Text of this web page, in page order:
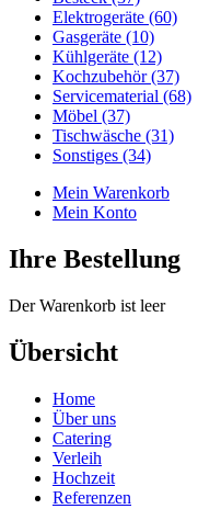
Elektrogeräte (60)
Gasgeräte (10)
Kühlgeräte (12)
Kochzubehör (37)
Servicematerial (68)
Möbel (37)
Tischwäsche (31)
Sonstiges (34)
Mein Warenkorb
Mein Konto
Ihre Bestellung
Der Warenkorb ist leer
Übersicht
Home
Über uns
Catering
Verleih
Hochzeit
Referenzen